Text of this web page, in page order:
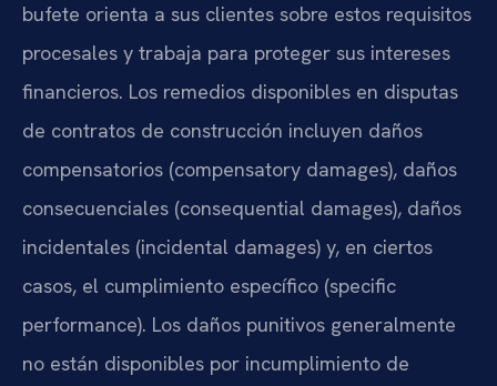
bufete orienta a sus clientes sobre estos requisitos
procesales y trabaja para proteger sus intereses
financieros. Los remedios disponibles en disputas
de contratos de construcción incluyen daños
compensatorios (compensatory damages), daños
consecuenciales (consequential damages), daños
incidentales (incidental damages) y, en ciertos
casos, el cumplimiento específico (specific
performance). Los daños punitivos generalmente
no están disponibles por incumplimiento de